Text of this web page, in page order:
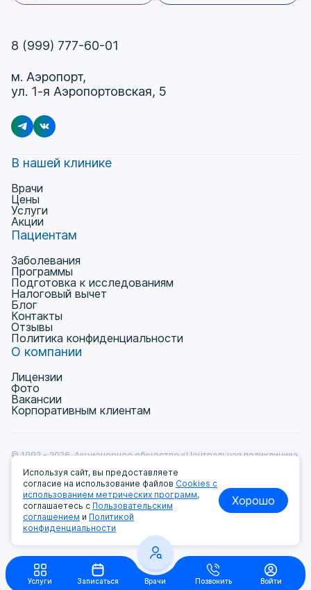
8 (999) 777-60-01
м. Аэропорт,
ул. 1-я Аэропортовская, 5
В нашей клинике
Врачи
Цены
Услуги
Акции
Пациентам
Заболевания
Программы
Подготовка к исследованиям
Налоговый вычет
Блог
Контакты
Отзывы
Политика конфиденциальности
О компании
Лицензии
Фото
Вакансии
Корпоративным клиентам
© 1992 - 2026, Акционерное общество «Центральная поликлиника
от 11.12.2018г.
Пользовательское соглашение
Политика обработки и защиты персональных данных
Мы принимаем к оплате:
Услуги Записаться Врачи Позвонить Войти
Используя сайт, вы предоставляете
согласие на использование файлов Cookies с
использованием метрических программ,
соглашаетесь с Пользовательским
соглашением и Политикой
конфиденциальности
Хорошо